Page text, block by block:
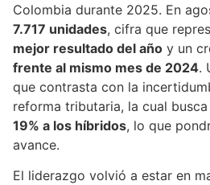
Colombia durante 2025. En
7.717 unidades, cifra que
mejor resultado del año y un
frente al mismo mes de 2024.
que contrasta con la
reforma tributaria, la cual
19% a los híbridos, lo que
avance.
El liderazgo volvió a estar en